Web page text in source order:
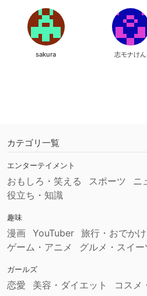
sakura 志モナけん
カテゴリ一覧
エンターテイメント
おもしろ・笑える スポーツ ニ
役立ち・知識
趣味
漫画 YouTuber 旅行・おでかけ
ゲーム・アニメ
グルメ・スイー
ガールズ
恋愛 美容・ダイエット コスメ